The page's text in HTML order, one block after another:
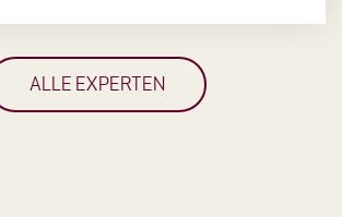
ALLE EXPERTEN